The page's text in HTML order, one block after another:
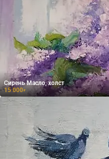
Сирень Масло, холст
15 000₽